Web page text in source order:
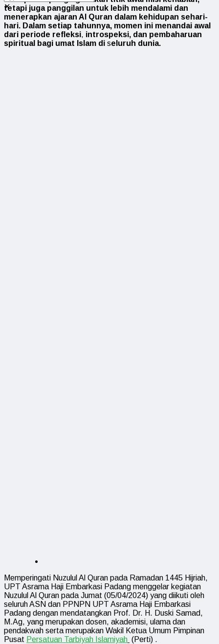
✕
tetapi juga panggilan untuk lebih mendalami dan
menerapkan ajaran Al Quran dalam kehidupan sehari-
hari. Dalam setiap tahunnya, momen ini menandai awal
dari periode refleksi, introspeksi, dan pembaharuan
spiritual bagi umat Islam di seluruh dunia.
Memperingati Nuzulul Al Quran pada Ramadan 1445 Hijriah,
UPT Asrama Haji Embarkasi Padang menggelar kegiatan
Nuzulul Al Quran pada Jumat (05/04/2024) yang diikuti oleh
seluruh ASN dan PPNPN UPT Asrama Haji Embarkasi
Padang dengan mendatangkan Prof. Dr. H. Duski Samad,
M.Ag, yang merupakan dosen, akademisi, ulama dan
pendakwah serta merupakan Wakil Ketua Umum Pimpinan
Pusat Persatuan Tarbiyah Islamiyah (Perti) .